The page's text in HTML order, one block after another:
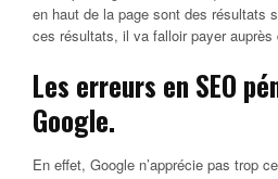
en haut de la page sont des résultats
ces résultats, il va falloir payer
Les erreurs en SEO
Google.
En effet, Google n’apprécie pas trop